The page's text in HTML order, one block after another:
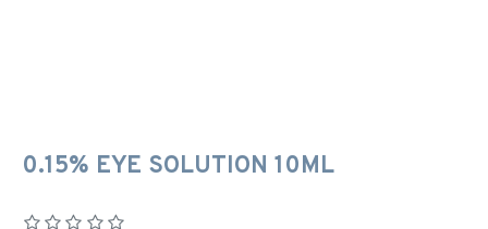
0.15% EYE SOLUTION 10ML